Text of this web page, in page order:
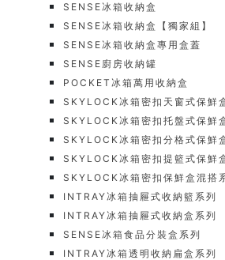
SENSE冰箱收納盒
SENSE冰箱收納盒【獨家組】
SENSE冰箱收納盒專用盒蓋
SENSE廚房收納罐
POCKET冰箱萬用收納盒
SKYLOCK冰箱密扣天窗式保鮮
SKYLOCK冰箱密扣托盤式保鮮
SKYLOCK冰箱密扣分格式保鮮
SKYLOCK冰箱密扣提籃式保鮮
SKYLOCK冰箱密扣保鮮盒混搭
INTRAY冰箱抽屜式收納籃系列
INTRAY冰箱抽屜式收納盒系列
SENSE冰箱食品分裝盒系列
INTRAY冰箱透明收納扁盒系列